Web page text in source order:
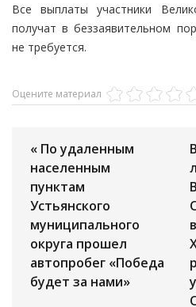
Все выплаты участники
получат в беззаявительном
не требуется.
Оцените материал
« По удаленным
населенным
пунктам
Устьянского
муниципального
округа прошел
автопробег «Победа
будет за нами»